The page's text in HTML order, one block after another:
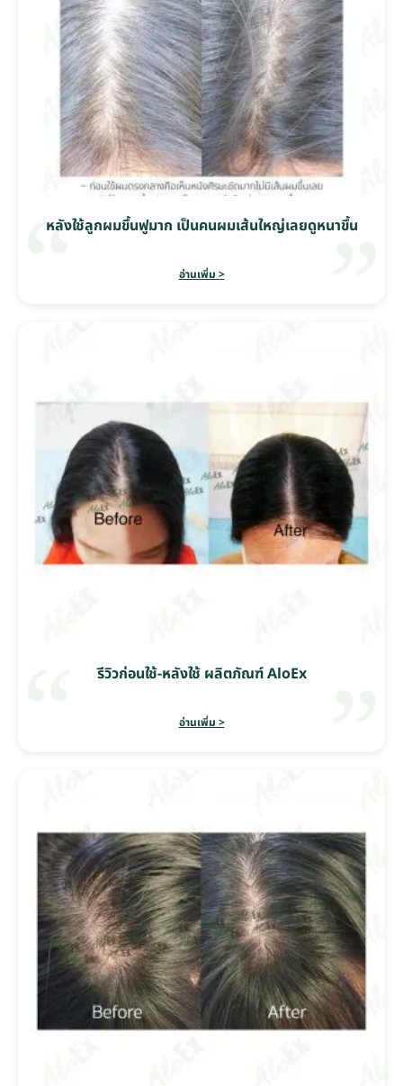
หลังใช้ลูกผมขึ้นฟูมาก เป็นคนผมเส้นใหญ่เลยดูหนาขึ้น
อ่านเพิ่ม >
รีวิวก่อนใช้-หลังใช้ ผลิตภัณฑ์ AloEx
อ่านเพิ่ม >